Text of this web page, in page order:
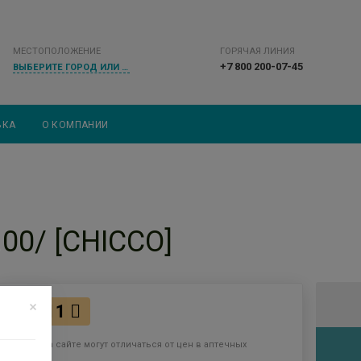
МЕСТОПОЛОЖЕНИЕ
ВЫБЕРИТЕ ГОРОД ИЛИ НАСЕЛЕННЫЙ ПУНКТ
ГОРЯЧАЯ ЛИНИЯ
+7 800 200-07-45
О КОМПАНИИ
[CHICCO]
3711
Цены на сайте могут отличаться от цен в аптечных